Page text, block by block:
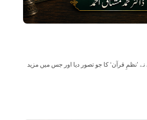
نے ’نظمِ قرآن‘ کا جو تصور دیا اور جس میں مزید